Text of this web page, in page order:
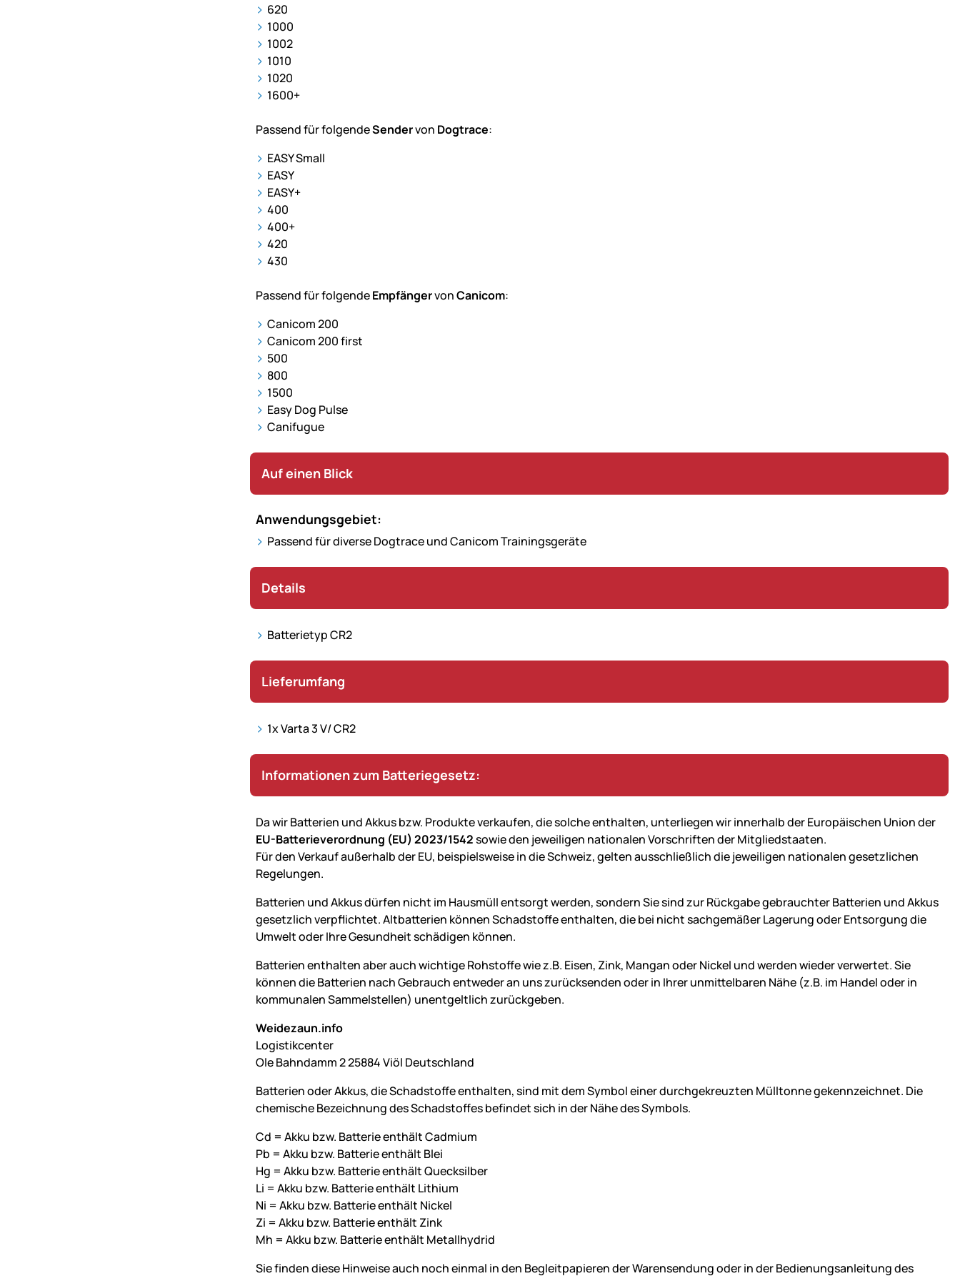
620
1000
1002
1010
1020
1600+
Passend für folgendeSendervon Dogtrace:
EASY Small
EASY
EASY+
400
400+
420
430
Passend für folgendeEmpfängervonCanicom:
Canicom 200
Canicom 200 first
500
800
1500
Easy Dog Pulse
Canifugue
Auf einen Blick
Anwendungsgebiet:
Passend für diverse Dogtrace und Canicom Trainingsgeräte
Details
Batterietyp CR2
Lieferumfang
1x Varta 3 V/ CR2
Informationen zum Batteriegesetz:
Da wir Batterien und Akkus bzw. Produkte verkaufen, die solche enthalten, unterliegen wir innerhalb der Europäischen Union der
EU-Batterieverordnung (EU) 2023/1542sowie den jeweiligen nationalen Vorschriften der Mitgliedstaaten.
Für den Verkauf außerhalb der EU, beispielsweise in die Schweiz, gelten ausschließlich die jeweiligen nationalen gesetzlichen
Regelungen.
Batterien und Akkus dürfen nicht im Hausmüll entsorgt werden, sondern Sie sind zur Rückgabe gebrauchter Batterien und Akkus
gesetzlich verpflichtet. Altbatterien können Schadstoffe enthalten, die bei nicht sachgemäßer Lagerung oder Entsorgung die
Umwelt oder Ihre Gesundheit schädigen können.
Batterien enthalten aber auch wichtige Rohstoffe wie z.B. Eisen, Zink, Mangan oder Nickel und werden wieder verwertet. Sie
können die Batterien nach Gebrauch entweder an uns zurücksenden oder in Ihrer unmittelbaren Nähe (z.B. im Handel oder in
kommunalen Sammelstellen) unentgeltlich zurückgeben.
Weidezaun.info
Logistikcenter
Ole Bahndamm 2 25884 Viöl Deutschland
Batterien oder Akkus, die Schadstoffe enthalten, sind mit dem Symbol einer durchgekreuzten Mülltonne gekennzeichnet. Die
chemische Bezeichnung des Schadstoffes befindet sich in der Nähe des Symbols.
Cd = Akku bzw. Batterie enthält Cadmium
Pb = Akku bzw. Batterie enthält Blei
Hg = Akku bzw. Batterie enthält Quecksilber
Li = Akku bzw. Batterie enthält Lithium
Ni = Akku bzw. Batterie enthält Nickel
Zi = Akku bzw. Batterie enthält Zink
Mh = Akku bzw. Batterie enthält Metallhydrid
Sie finden diese Hinweise auch noch einmal in den Begleitpapieren der Warensendung oder in der Bedienungsanleitung des